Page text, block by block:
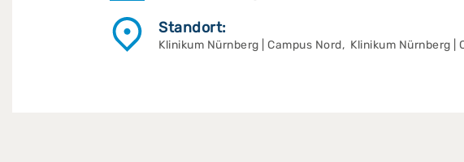
Standort:
Klinikum Nürnberg | Campus Nord, Klinikum Nürnberg |